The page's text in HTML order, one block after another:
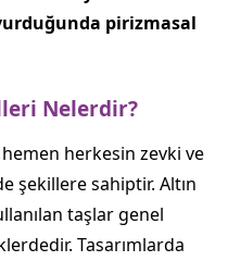
pirizmasal
Nelerdir?
herkesin zevki ve
şekillere sahiptir. Altın
taşlar genel
Tasarımlarda